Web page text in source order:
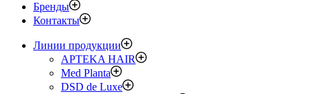
Бренды
Контакты
Линии продукции
APTEKA HAIR
Med Planta
DSD de Luxe